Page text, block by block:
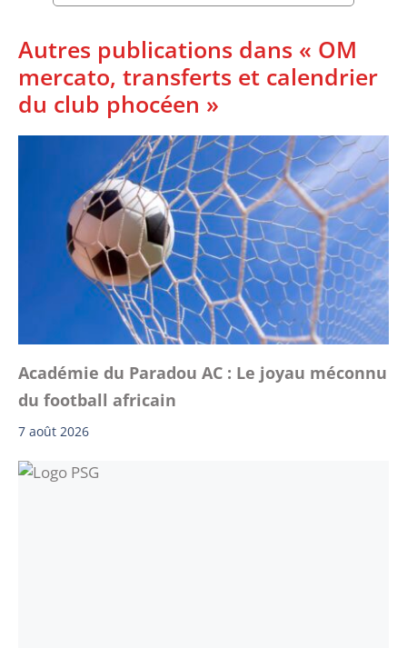
Autres publications dans « OM
mercato, transferts et calendrier
du club phocéen »
Académie du Paradou AC : Le joyau méconnu
du football africain
7 août 2026